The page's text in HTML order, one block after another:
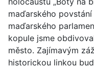
maďarského
maďarského
kopule jsme
město. Zajímavým
historickou linkou